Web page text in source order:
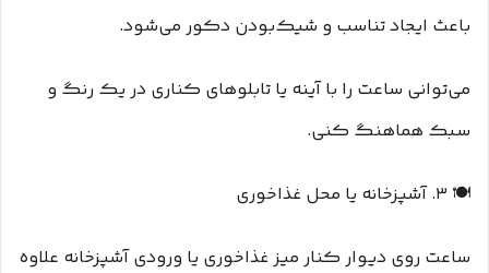
باعث ایجاد تناسب و شیک‌بودن دکور می‌شود.
می‌توانی ساعت را با آینه یا تابلوهای کناری در یک رنگ و
سبک هماهنگ کنی.
🍽️ ۳. آشپزخانه یا محل غذاخوری
ساعت روی دیوار کنار میز غذاخوری یا ورودی آشپزخانه علاوه